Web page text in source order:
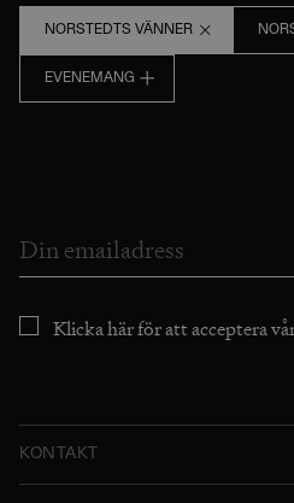
NORSTEDTS VÄNNER
EVENEMANG
Klicka här för att acceptera
KONTAKT